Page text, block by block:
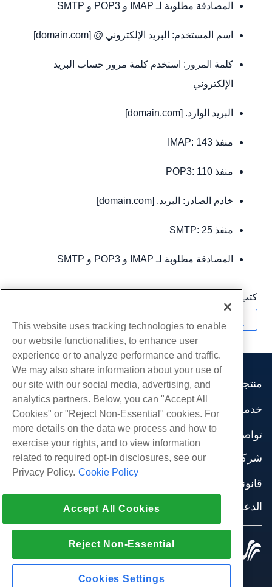
المصادقة مطلوبة لـ IMAP و POP3 و SMTP
اسم المستخدم: البريد الإلكتروني @ [domain.com]
كلمة المرور: استخدم كلمة مرور حساب البريد
الإلكتروني
البريد الوارد. [domain.com]
منفذ IMAP: 143
منفذ POP3: 110
خادم الصادر: البريد. [domain.com]
منفذ SMTP: 25
المصادقة مطلوبة لـ IMAP و POP3 و SMTP
كتب بواسطة
منتجات
استضافة الموقع
استضافة الأعمال
موزع استضافة
موزع العلامة البيضاء
إدارة لينكس VPS
لينكس غير المدارة VPS
نوافذ غير مُدارة VPS
خوادم السحابة
موازن التحميل
تخزين الكتلة
خدمات
هجرات الموقع
تواصل اجتماعي
وثائق المنتج
مدونة
شركة
اتصل بنا
مراكز البيانات
صحافة
إنضم لبرنامج
قانوني
شروط الخدمة
تطبيق القانون
اتفاقية الشراكة
الدعم
الدردشة الحية معنا
افتح تذكرة الدعم
مراسلتنا على البريد الاليكتروني
كل الحقوق محفوظة.
This website uses tracking technologies to enable
our website functionalities, to enhance user
experience or to analyze performance and traffic.
We may also share information about your use of
our site with our social media, advertising, and
analytics partners. Below, you can "Accept All
Cookies" or "Reject Non-Essential" cookies. For
more details on the data we process and how to
exercise your rights, and to view information
related to required opt-in disclosures, see our
Privacy Policy. Cookie Policy
Accept All Cookies
Reject Non-Essential
Cookies Settings